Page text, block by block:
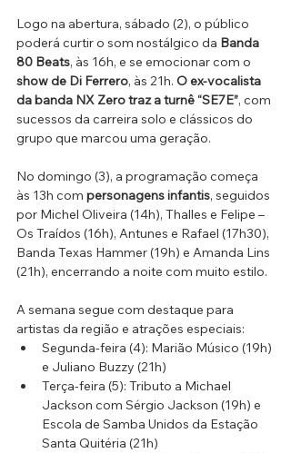
Logo na abertura, sábado (2), o público
poderá curtir o som nostálgico da Banda
80 Beats, às 16h, e se emocionar com o
show de Di Ferrero, às 21h. O ex-vocalista
da banda NX Zero traz a turnê “SE7E”, com
sucessos da carreira solo e clássicos do
grupo que marcou uma geração.
No domingo (3), a programação começa
às 13h com personagens infantis, seguidos
por Michel Oliveira (14h), Thalles e Felipe –
Os Traídos (16h), Antunes e Rafael (17h30),
Banda Texas Hammer (19h) e Amanda Lins
(21h), encerrando a noite com muito estilo.
A semana segue com destaque para
artistas da região e atrações especiais:
Segunda-feira (4): Marião Músico (19h)
e Juliano Buzzy (21h)
Terça-feira (5): Tributo a Michael
Jackson com Sérgio Jackson (19h) e
Escola de Samba Unidos da Estação
Santa Quitéria (21h)